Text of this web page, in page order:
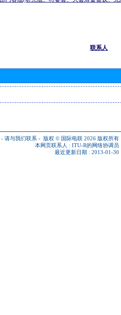
联系人
- 请与我们联系 - 版权 © 国际电联 2026 版权所有
本网页联系人 : ITU-R的网络协调员
最近更新日期 : 2013-01-30